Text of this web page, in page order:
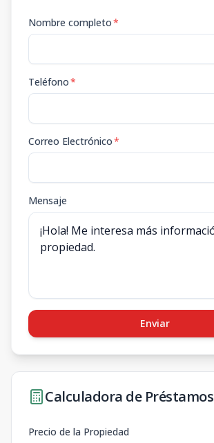
Nombre completo*
Teléfono*
Correo Electrónico*
Mensaje
Enviar
Calculadora de Préstamos
Precio de la Propiedad